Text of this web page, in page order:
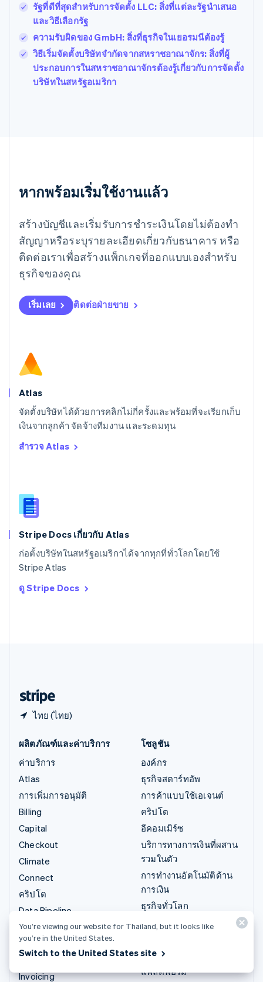
รัฐที่ดีที่สุดสำหรับการจัดตั้ง LLC: สิ่งที่แต่ละรัฐนำเสนอ
และวิธีเลือกรัฐ
ความรับผิดของ GmbH: สิ่งที่ธุรกิจในเยอรมนีต้องรู้
วิธีเริ่มจัดตั้งบริษัทจํากัดจากสหราชอาณาจักร: สิ่งที่ผู้
ประกอบการในสหราชอาณาจักรต้องรู้เกี่ยวกับการจัดตั้ง
บริษัทในสหรัฐอเมริกา
หากพร้อมเริ่มใช้งานแล้ว
สร้างบัญชีและเริ่มรับการชำระเงินโดยไม่ต้องทำ
สัญญาหรือระบุรายละเอียดเกี่ยวกับธนาคาร หรือ
ติดต่อเราเพื่อสร้างแพ็กเกจที่ออกแบบเองสำหรับ
ธุรกิจของคุณ
เริ่มเลย ติดต่อฝ่ายขาย
Atlas
จัดตั้งบริษัทได้ด้วยการคลิกไม่กี่ครั้งและพร้อมที่จะเรียกเก็บ
เงินจากลูกค้า จัดจ้างทีมงาน และระดมทุน
สำรวจ Atlas
Stripe Docs เกี่ยวกับ Atlas
ก่อตั้งบริษัทในสหรัฐอเมริกาได้จากทุกที่ทั่วโลกโดยใช้
Stripe Atlas
ดู Stripe Docs
ไทย (ไทย)
ฝรั่งเศส
FrançaisEnglish
ฟินแลนด์
English Svenska
มอลตา
English
มาเลเซีย
简体中文
English
ลักเซมเบิร์ก
ลัตเวีย
English
ลิกเตนสไตน์
DeutschEnglish
ลิทัวเนีย
สเปน
EspañolEnglish
สโลวาเกีย
สวิตเซอร์แลนด์
Deutsch
สหรัฐอเมริกา
EnglishEspañol简体中文
สหรัฐอาหรับเอมิเรตส์
English
English
สิงคโปร์
ออสเตรเลีย
ออสเตรีย
DeutschEnglish
ItalianoEnglish
ผลิตภัณฑ์และค่าบริการ
ค่าบริการ
Atlas
การเพิ่มการอนุมัติ
Billing
Capital
Checkout
Climate
Connect
คริปโต
Data Pipeline
Elements
Financial Connections
Identity
Invoicing
โซลูชัน
องค์กร
ธุรกิจสตาร์ทอัพ
การค้าแบบใช้เอเจนต์
คริปโต
อีคอมเมิร์ซ
บริการทางการเงินที่ผสาน
รวมในตัว
การทำงานอัตโนมัติด้าน
การเงิน
ธุรกิจทั่วโลก
การชำระเงินในแอป
การจัดการเงิน
แพลตฟอร์ม
You’re viewing our website for Thailand, but it looks like
you’re in the United States.
Switch to the United States site